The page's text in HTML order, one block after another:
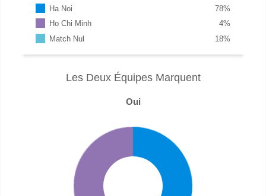
Ha Noi %
78
Ho Chi Minh
%
4
Match Nul
%
18
Les Deux Équipes Marquent
Oui